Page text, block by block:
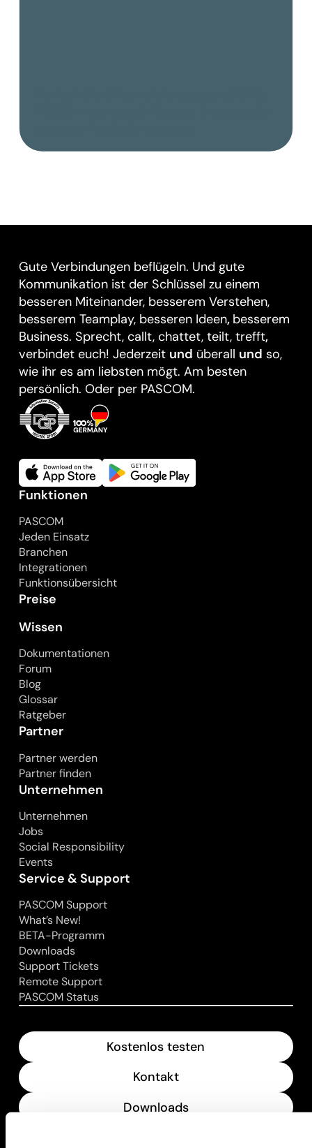
Gute Verbindungen beflügeln. Und gute
Kommunikation ist der Schlüssel zu einem
besseren Miteinander, besserem Verstehen,
besserem Teamplay, besseren Ideen, besserem
Business. Sprecht, callt, chattet, teilt, trefft,
verbindet euch! Jederzeit und überall und so,
wie ihr es am liebsten mögt. Am besten
persönlich. Oder per PASCOM.
Funktionen
PASCOM
Jeden Einsatz
Branchen
Integrationen
Funktionsübersicht
Preise
Wissen
Dokumentationen
Forum
Blog
Glossar
Ratgeber
Partner
Partner werden
Partner finden
Unternehmen
Unternehmen
Jobs
Social Responsibility
Events
Service & Support
PASCOM Support
What’s New!
BETA-Programm
Downloads
Support Tickets
Remote Support
PASCOM Status
Kostenlos testen
Kontakt
Downloads